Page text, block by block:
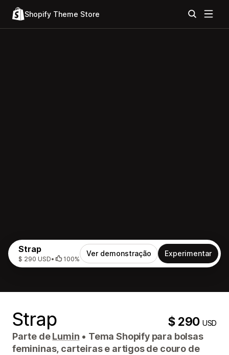
Shopify Theme Store
Strap
$ 290 USD• 100%
Ver demonstração Experimentar
Strap $ 290USD
Parte deLumin • Tema Shopify para bolsas
femininas, carteiras e artigos de couro de